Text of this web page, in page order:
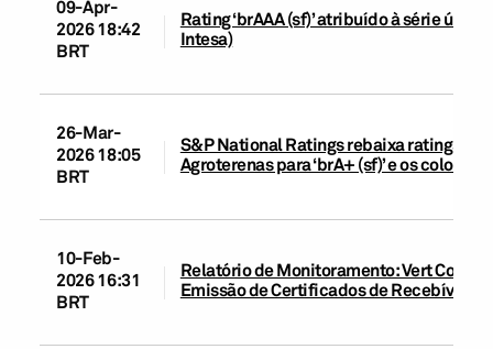
09-Apr-
2026 18:42
BRT
Rating ‘brAAA (sf)’ atribuído à série
Intesa)
26-Mar-
2026 18:05
BRT
S&P National Ratings rebaixa ratings da
Agroterenas para ‘brA+ (sf)’ e os coloca
10-Feb-
2026 16:31
BRT
Relatório de Monitoramento: Vert
Emissão de Certificados de Recebíveis